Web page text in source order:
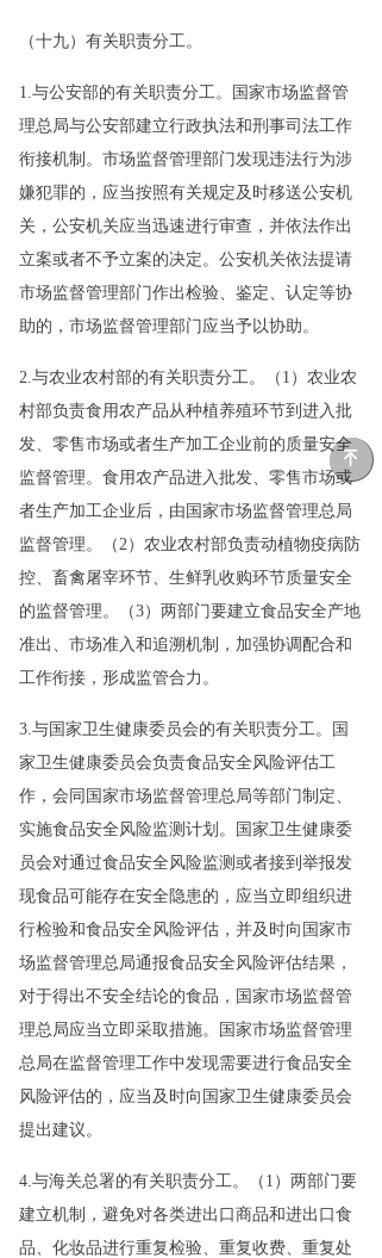
（十九）有关职责分工。
1.与公安部的有关职责分工。国家市场监督管
理总局与公安部建立行政执法和刑事司法工作
衔接机制。市场监督管理部门发现违法行为涉
嫌犯罪的，应当按照有关规定及时移送公安机
关，公安机关应当迅速进行审查，并依法作出
立案或者不予立案的决定。公安机关依法提请
市场监督管理部门作出检验、鉴定、认定等协
助的，市场监督管理部门应当予以协助。
2.与农业农村部的有关职责分工。（1）农业农
村部负责食用农产品从种植养殖环节到进入批
发、零售市场或者生产加工企业前的质量安全
监督管理。食用农产品进入批发、零售市场或
者生产加工企业后，由国家市场监督管理总局
监督管理。（2）农业农村部负责动植物疫病防
控、畜禽屠宰环节、生鲜乳收购环节质量安全
的监督管理。（3）两部门要建立食品安全产地
准出、市场准入和追溯机制，加强协调配合和
工作衔接，形成监管合力。
3.与国家卫生健康委员会的有关职责分工。国
家卫生健康委员会负责食品安全风险评估工
作，会同国家市场监督管理总局等部门制定、
实施食品安全风险监测计划。国家卫生健康委
员会对通过食品安全风险监测或者接到举报发
现食品可能存在安全隐患的，应当立即组织进
行检验和食品安全风险评估，并及时向国家市
场监督管理总局通报食品安全风险评估结果，
对于得出不安全结论的食品，国家市场监督管
理总局应当立即采取措施。国家市场监督管理
总局在监督管理工作中发现需要进行食品安全
风险评估的，应当及时向国家卫生健康委员会
提出建议。
4.与海关总署的有关职责分工。（1）两部门要
建立机制，避免对各类进出口商品和进出口食
品、化妆品进行重复检验、重复收费、重复处
녠